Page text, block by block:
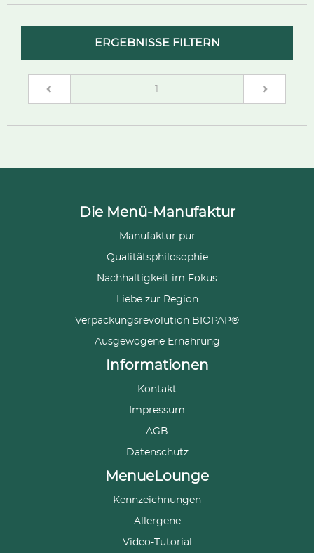
ERGEBNISSE FILTERN
Die Menü-Manufaktur
Manufaktur pur
Qualitätsphilosophie
Nachhaltigkeit im Fokus
Liebe zur Region
Verpackungsrevolution BIOPAP®
Ausgewogene Ernährung
Informationen
Kontakt
Impressum
AGB
Datenschutz
MenueLounge
Kennzeichnungen
Allergene
Video-Tutorial